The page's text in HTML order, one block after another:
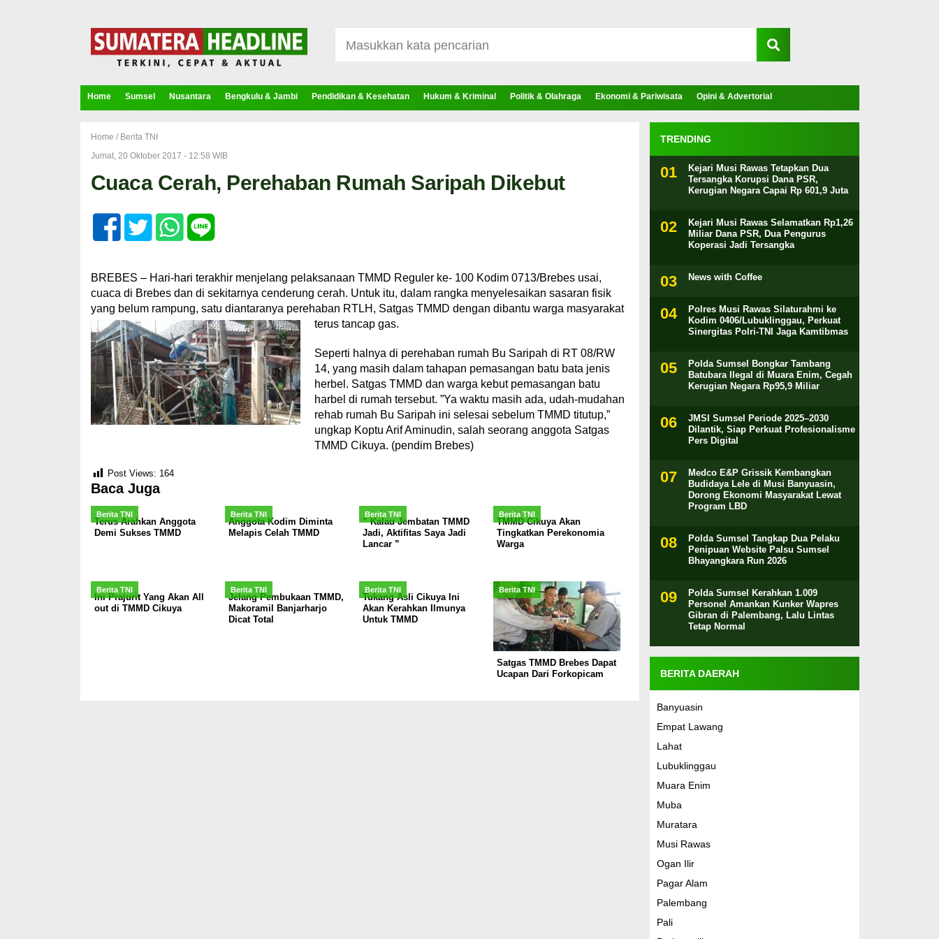
Home Sumsel Nusantara Bengkulu & Jambi Pendidikan & Kesehatan Hukum & Kriminal Politik & Olahraga Ekonomi & Pariwisata Opini & Advertorial
Home / Berita TNI
Jumat, 20 Oktober 2017 - 12:58 WIB
Cuaca Cerah, Perehaban Rumah Saripah Dikebut
BREBES – Hari-hari terakhir menjelang pelaksanaan TMMD Reguler ke- 100 Kodim 0713/Brebes usai,
cuaca di Brebes dan di sekitarnya cenderung cerah. Untuk itu, dalam rangka menyelesaikan sasaran fisik
yang belum rampung, satu diantaranya perehaban RTLH, Satgas TMMD dengan dibantu warga masyarakat
terus tancap gas.
Seperti halnya di perehaban rumah Bu Saripah di RT 08/RW
14, yang masih dalam tahapan pemasangan batu bata jenis
herbel. Satgas TMMD dan warga kebut pemasangan batu
harbel di rumah tersebut. ”Ya waktu masih ada, udah-mudahan
rehab rumah Bu Saripah ini selesai sebelum TMMD titutup,”
ungkap Koptu Arif Aminudin, salah seorang anggota Satgas
TMMD Cikuya. (pendim Brebes)
Post Views: 164
Baca Juga
Berita TNI
Terus Arahkan Anggota
Demi Sukses TMMD
Berita TNI
Anggota Kodim Diminta
Melapis Celah TMMD
Berita TNI
” Kalau Jembatan TMMD
Jadi, Aktifitas Saya Jadi
Lancar ”
Berita TNI
TMMD Cikuya Akan
Tingkatkan Perekonomia
Warga
Berita TNI
Ini Prajurit Yang Akan All
out di TMMD Cikuya
Berita TNI
Jelang Pembukaan TMMD,
Makoramil Banjarharjo
Dicat Total
Berita TNI
Tukang Asli Cikuya Ini
Akan Kerahkan Ilmunya
Untuk TMMD
Berita TNI
Satgas TMMD Brebes Dapat
Ucapan Dari Forkopicam
TRENDING
Kejari Musi Rawas Tetapkan Dua
Tersangka Korupsi Dana PSR,
Kerugian Negara Capai Rp 601,9 Juta
Kejari Musi Rawas Selamatkan Rp1,26
Miliar Dana PSR, Dua Pengurus
Koperasi Jadi Tersangka
News with Coffee
Polres Musi Rawas Silaturahmi ke
Kodim 0406/Lubuklinggau, Perkuat
Sinergitas Polri-TNI Jaga Kamtibmas
Polda Sumsel Bongkar Tambang
Batubara Ilegal di Muara Enim, Cegah
Kerugian Negara Rp95,9 Miliar
JMSI Sumsel Periode 2025–2030
Dilantik, Siap Perkuat Profesionalisme
Pers Digital
Medco E&P Grissik Kembangkan
Budidaya Lele di Musi Banyuasin,
Dorong Ekonomi Masyarakat Lewat
Program LBD
Polda Sumsel Tangkap Dua Pelaku
Penipuan Website Palsu Sumsel
Bhayangkara Run 2026
Polda Sumsel Kerahkan 1.009
Personel Amankan Kunker Wapres
Gibran di Palembang, Lalu Lintas
Tetap Normal
BERITA DAERAH
Banyuasin
Empat Lawang
Lahat
Lubuklinggau
Muara Enim
Muba
Muratara
Musi Rawas
Ogan Ilir
Pagar Alam
Palembang
Pali